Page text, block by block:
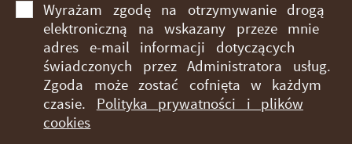
Wyrażam zgodę na otrzymywanie drogą
elektroniczną na wskazany przeze mnie
adres e-mail informacji dotyczących
świadczonych przez Administratora usług.
Zgoda może zostać cofnięta w każdym
czasie. Polityka prywatności i plików
cookies